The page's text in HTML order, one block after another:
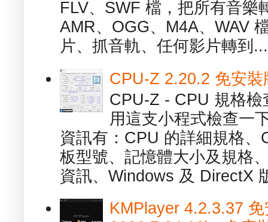
FLV、SWF 檔，把所有音樂
AMR、OGG、M4A、WAV
片、抓音軌、任何影片轉到...
CPU-Z 2.20.2 免安
CPU-Z - CPU 規格
用這支小程式檢查一
資訊有：CPU 的詳細規格
板型號、記憶體大小及規格
資訊、Windows 及 DirectX
KMPlayer 4.2.3.37